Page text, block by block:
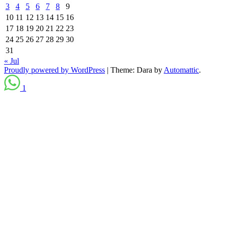
3
4 5 6 7 8
9
10 11 12 13 14 15 16
17 18 19 20 21 22 23
24 25 26 27 28 29 30
31
« Jul
Proudly powered by WordPress | Theme: Dara by Automattic.
1